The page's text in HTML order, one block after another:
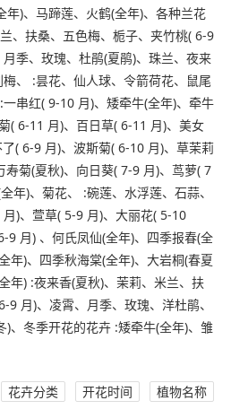
年)、马蹄莲、火鹤(全年)、各种兰花
、扶桑、五色梅、栀子、夹竹桃( 6-9
季、玫瑰、杜鹃(夏鹃)、珠兰、夜来
、 :昙花、仙人球、令箭荷花、鼠尾
串红( 9-10 月)、矮牵牛(全年)、牵牛
( 6-11 月)、百日草( 6-11 月)、美女
( 6-9 月)、波斯菊( 6-10 月)、草茉莉
菊(夏秋)、向日葵( 7-9 月)、茑萝( 7
年)、菊花、 :碗莲、水浮莲、石蒜、
)、萱草( 5-9 月)、大丽花( 5-10
9 月) 、何氏凤仙(全年)、四季报春(全
年)、四季秋海棠(全年)、大岩桐(春夏
年) :夜来香(夏秋)、茉莉、米兰、扶
9 月)、凌霄、月季、玫瑰、洋杜鹃、
)、冬季开花的花卉 :矮牵牛(全年)、雏
花卉分类 开花时间
植物名称